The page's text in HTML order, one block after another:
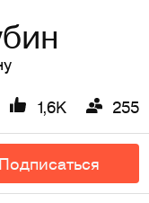
1,6K 255
Подписаться